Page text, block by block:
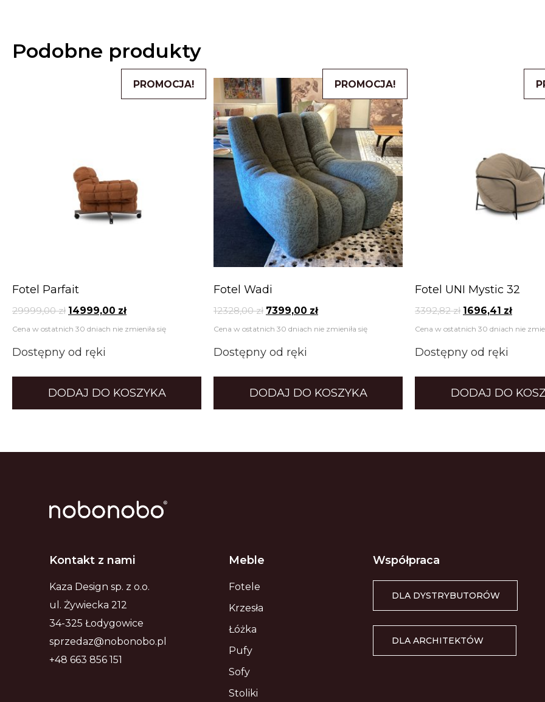
Podobne produkty
PROMOCJA!
Fotel Parfait
29999,00zł 14999,00 zł
Cena w ostatnich 30 dniach nie zmieniła się
Dostępny od ręki
DODAJ DO KOSZYKA
PROMOCJA!
Fotel Wadi
12328,00zł 7399,00 zł
Cena w ostatnich 30 dniach nie zmieniła się
Dostępny od ręki
DODAJ DO KOSZYKA
Fotel UNI Mystic 32
3392,82zł 1696,41 zł
Cena w ostatnich 30 dniach nie
Dostępny od ręki
DODAJ DO
Kontakt z nami
Kaza Design sp. z o.o.
ul. Żywiecka 212
34-325 Łodygowice
sprzedaz@nobonobo.pl
+48 663 856 151
Meble
Fotele
Krzesła
Łóżka
Pufy
Sofy
Stoliki
Współpraca
DLA DYSTRYBUTORÓW
DLA ARCHITEKTÓW